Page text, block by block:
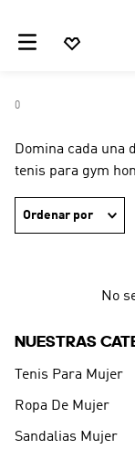
0
Domina cada una
tenis para gym
Ordenar por
No
NUESTRAS
Tenis Para Mujer
Ropa De Mujer
Sandalias Mujer